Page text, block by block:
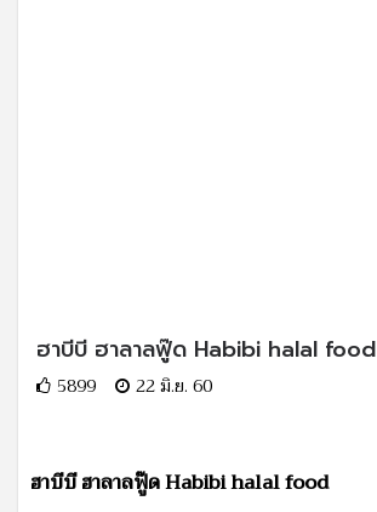
ฮาบีบี ฮาลาลฟู๊ด Habibi halal food
5899 22 มิ.ย. 60
ฮาบีบี ฮาลาลฟู๊ด Habibi halal food